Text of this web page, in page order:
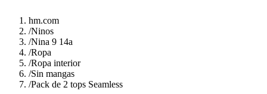
hm.com
/Ninos
/Nina 9 14a
/Ropa
/Ropa interior
/Sin mangas
/Pack de 2 tops Seamless